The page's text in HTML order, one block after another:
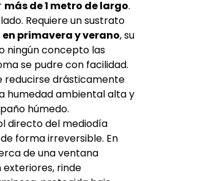
más de 1 metro de largo.
Requiere un sustrato
primavera y verano, su
ningún concepto las
se pudre con facilidad.
reducirse drásticamente
humedad ambiental alta y
húmedo.
directo del mediodía
forma irreversible. En
de una ventana
rinde